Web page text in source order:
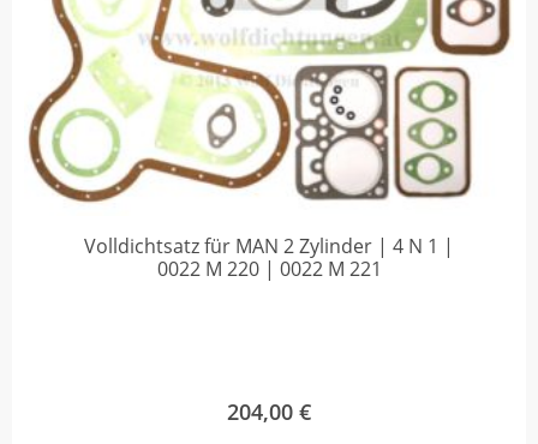
Volldichtsatz für MAN 2 Zylinder | 4 N 1 |
0022 M 220 | 0022 M 221
204,00 €